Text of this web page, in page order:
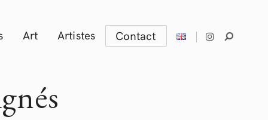
Art Artistes Contact